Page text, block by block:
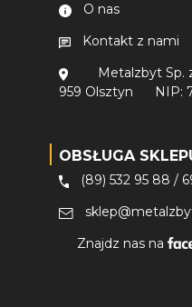
O nas
Kontakt z nami
Metalzbyt Sp.
959 Olsztyn
NIP:
OBSŁUGA
(89) 532 95 88 /
Znajdz nas na